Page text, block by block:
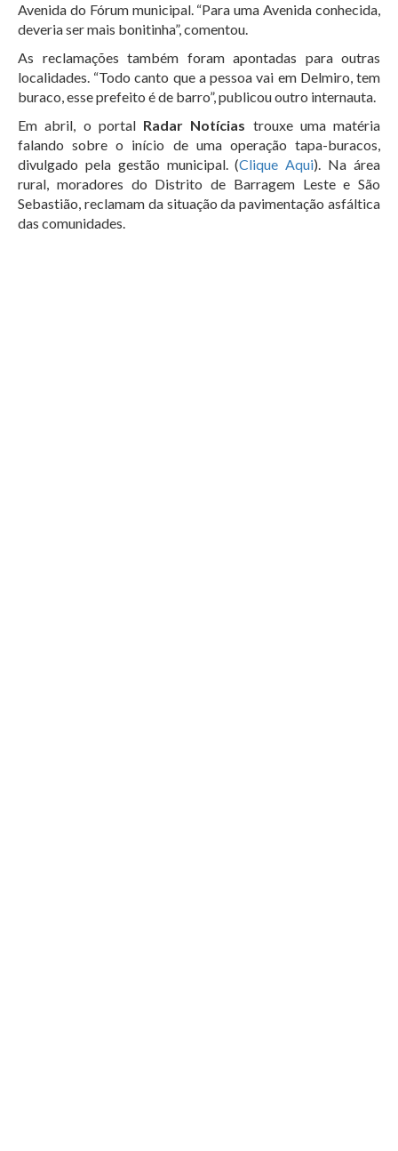
Avenida do Fórum municipal. “Para uma Avenida conhecida,
deveria ser mais bonitinha”, comentou.
As reclamações também foram apontadas para outras
localidades. “Todo canto que a pessoa vai em Delmiro, tem
buraco, esse prefeito é de barro”, publicou outro internauta.
Em abril, o portal Radar Notícias trouxe uma matéria
falando sobre o início de uma operação tapa-buracos,
divulgado pela gestão municipal. (Clique Aqui). Na área
rural, moradores do Distrito de Barragem Leste e São
Sebastião, reclamam da situação da pavimentação asfáltica
das comunidades.